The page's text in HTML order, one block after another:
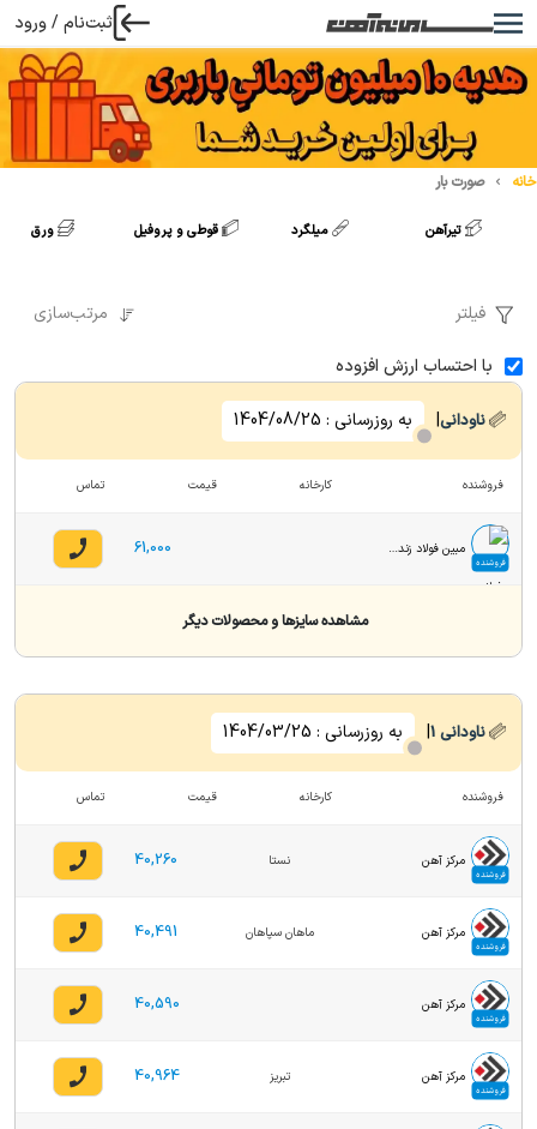
ثبت‌نام / ورود
خانه صورت بار
تیرآهن میلگرد قوطی و پروفیل ورق
فیلتر مرتب‌سازی
با احتساب ارزش افزوده
ناودانی| به روزرسانی : 1404/08/25
فروشنده کارخانه قیمت تماس
فروشنده
مبین فولاد زنده رود 61,000
مشاهده سایزها و محصولات دیگر
ناودانی 1
| به روزرسانی : 1404/03/25
فروشنده کارخانه قیمت تماس
فروشنده
مرکز آهن نستا 40,260
فروشنده
مرکز آهن ماهان سپاهان 40,491
فروشنده
مرکز آهن 40,590
فروشنده
مرکز آهن تبریز 40,964